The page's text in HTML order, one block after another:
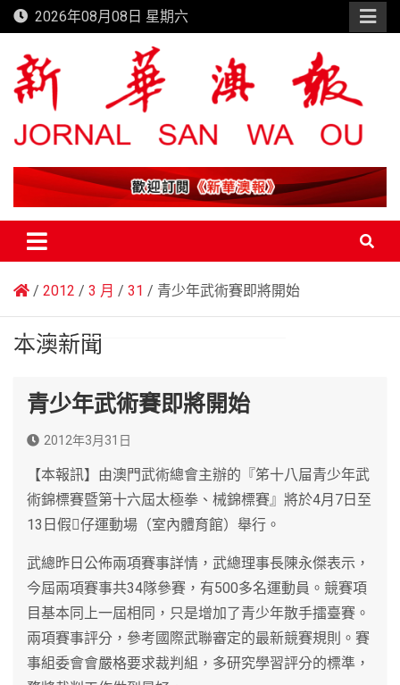
Skip
to
content
2026年08月08日 星期六
新華澳報
2012 3 月 31 青少年武術賽即將開始
本澳新聞
青少年武術賽即將開始
2012年3月31日
【本報訊】由澳門武術總會主辦的『笫十八屇青少年武
術錦標賽暨第十六屆太極拳、械錦標賽』將於4月7日至
13日假仔運動場（室內體育館）舉行。
武總昨日公佈兩項賽事詳情，武總理事長陳永傑表示，
今屆兩項賽事共34隊參賽，有500多名運動員。競賽項
目基本同上一屆相同，只是增加了青少年散手擂臺賽。
兩項賽事評分，參考國際武聯審定的最新競賽規則。賽
事組委會會嚴格要求裁判組，多研究學習評分的標準，